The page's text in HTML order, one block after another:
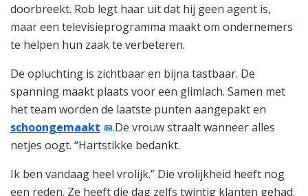
doorbreekt. Rob legt haar uit dat hij geen agent is,
maar een televisieprogramma maakt om ondernemers
te helpen hun zaak te verbeteren.
De opluchting is zichtbaar en bijna tastbaar. De
spanning maakt plaats voor een glimlach. Samen met
het team worden de laatste punten aangepakt en
schoongemaakt
.De vrouw straalt wanneer alles
netjes oogt. “Hartstikke bedankt.
Ik ben vandaag heel vrolijk.” Die vrolijkheid heeft nog
een reden. Ze heeft die dag zelfs twintig klanten gehad.